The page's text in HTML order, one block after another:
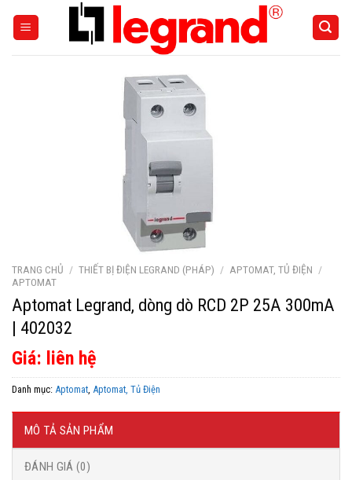
TRANG CHỦ / THIẾT BỊ ĐIỆN LEGRAND (PHÁP) / APTOMAT, TỦ ĐIỆN /
APTOMAT
Aptomat Legrand, dòng dò RCD 2P 25A 300mA
| 402032
Giá: liên hệ
Danh mục: Aptomat Aptomat, Tủ Điện
MÔ TẢ SẢN PHẨM
ĐÁNH GIÁ (0)